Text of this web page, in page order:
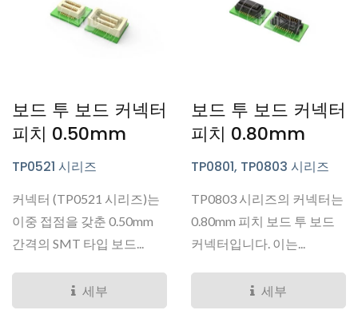
보드 투 보드 커넥터
피치 0.50mm
TP0521 시리즈
커넥터 (TP0521 시리즈)는
이중 접점을 갖춘 0.50mm
간격의 SMT 타입 보드...
세부
보드 투 보드 커넥터
피치 0.80mm
TP0801, TP0803 시리즈
TP0803 시리즈의 커넥터는
0.80mm 피치 보드 투 보드
커넥터입니다. 이는...
세부